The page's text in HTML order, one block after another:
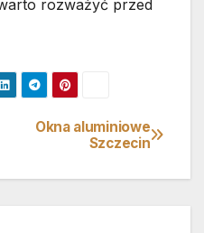
rozważyć przed
Okna aluminiowe
Szczecin